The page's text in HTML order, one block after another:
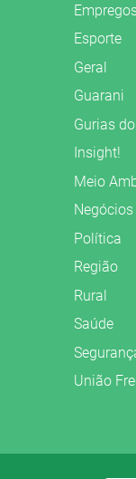
Esporte
Geral
Guarani
Gurias
Insight!
Meio
Negócios
Política
Região
Rural
Saúde
União